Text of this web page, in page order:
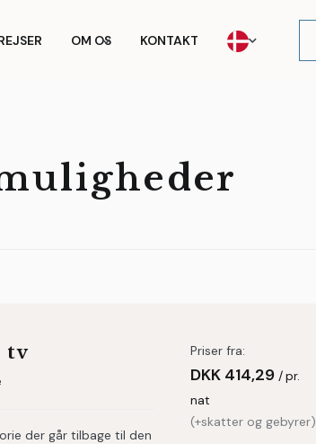
OM OS KONTAKT
tv
der går tilbage til den
Priser fra:
DKK414,29
pr.
nat
(+skatter og gebyrer)